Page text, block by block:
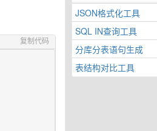
复制代码
JSON格式化工具
SQL IN查询工具
分库分表语句生成
表结构对比工具